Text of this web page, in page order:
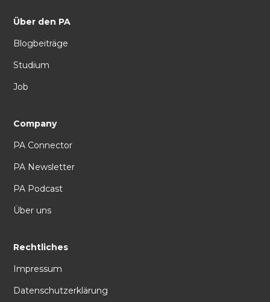
Über den PA
Blogbeiträge
Studium
Job
Company
PA Connector
PA Newsletter
PA Podcast
Über uns
Rechtliches
Impressum
Datenschutzerklärung